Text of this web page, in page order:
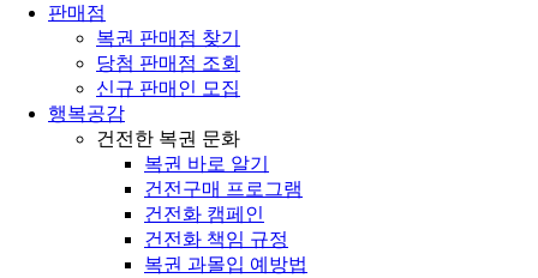
판매점
복권 판매점 찾기
당첨 판매점 조회
신규 판매인 모집
행복공감
건전한 복권 문화
복권 바로 알기
건전구매 프로그램
건전화 캠페인
건전화 책임 규정
복권 과몰입 예방법